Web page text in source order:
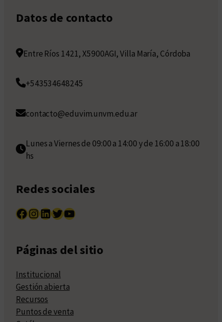
Datos de contacto
Entre Ríos 1421, X5900AGI, Villa María, Córdoba
+543534648245
contacto@eduvim.unvm.edu.ar
Lunes a Viernes de 09:00 a 14:00 y de 16:00 a 18:00
hs
Redes sociales
Facebook InstagramLinkedIn Twitter YouTube
Páginas del sitio
Institucional
Gestión abierta
Recursos
Puntos de venta